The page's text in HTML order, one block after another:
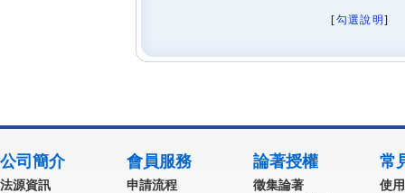
[勾選說明 ]
公司簡介
法源資訊
會員服務
申請流程
論著授權
徵集論著
常
使